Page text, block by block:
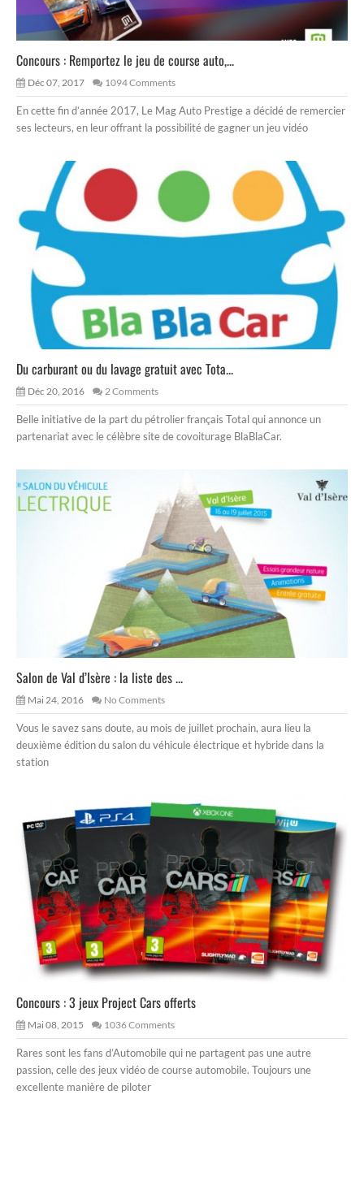
Concours : Remportez le jeu de course auto,...
Déc 07, 2017 1094 Comments
En cette fin d’année 2017, Le Mag Auto Prestige a décidé de remercier
ses lecteurs, en leur offrant la possibilité de gagner un jeu vidéo
Du carburant ou du lavage gratuit avec Tota...
Déc 20, 2016 2 Comments
Belle initiative de la part du pétrolier français Total qui annonce un
partenariat avec le célèbre site de covoiturage BlaBlaCar.
Salon de Val d’Isère : la liste des ...
Mai 24, 2016 No Comments
Vous le savez sans doute, au mois de juillet prochain, aura lieu la
deuxième édition du salon du véhicule électrique et hybride dans la
station
Concours : 3 jeux Project Cars offerts
Mai 08, 2015 1036 Comments
Rares sont les fans d’Automobile qui ne partagent pas une autre
passion, celle des jeux vidéo de course automobile. Toujours une
excellente manière de piloter